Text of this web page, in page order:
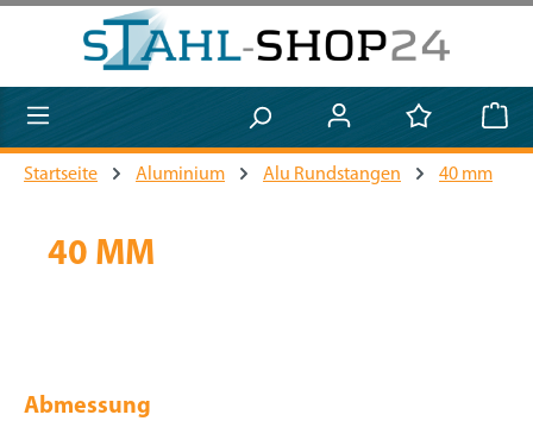
Zum Hauptinhalt springen
Startseite Aluminium Alu Rundstangen 40 mm
40 MM
Abmessung